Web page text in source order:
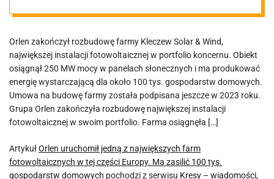
farm
fotowoltaicznyc
h w tej części
Europy. Ma
zasilić 100 tys.
Orlen zakończył rozbudowę farmy Kleczew Solar & Wind,
największej instalacji fotowoltaicznej w portfolio koncernu. Obiekt
osiągnął 250 MW mocy w panelach słonecznych i ma produkować
energię wystarczającą dla około 100 tys. gospodarstw domowych.
Umowa na budowę farmy została podpisana jeszcze w 2023 roku.
Grupa Orlen zakończyła rozbudowę największej instalacji
fotowoltaicznej w swoim portfolio. Farma osiągnęła […]
ArtykułOrlen uruchomił jedną z największych farm
fotowoltaicznych w tej części Europy. Ma zasilić 100 tys.
gospodarstw domowych pochodzi z serwisu Kresy – wiadomości,